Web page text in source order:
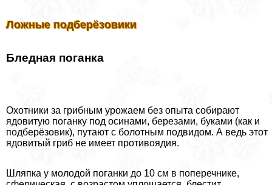
Ложные подберёзовики
Бледная поганка
Охотники за грибным урожаем без опыта собирают
ядовитую поганку под осинами, березами, буками (как и
подберёзовик), путают с болотным подвидом. А ведь этот
ядовитый гриб не имеет противоядия.
Шляпка у молодой поганки до 10 см в поперечнике,